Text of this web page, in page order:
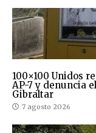
100×100 Unidos
AP-7 y denuncia
Gibraltar
7 agosto 2026